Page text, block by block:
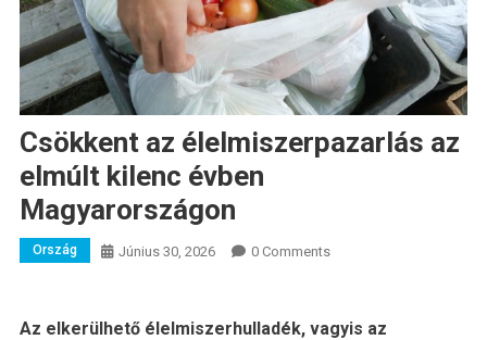
Csökkent az élelmiszerpazarlás az
elmúlt kilenc évben
Magyarországon
Ország Június 30, 2026 0 Comments
Az elkerülhető élelmiszerhulladék, vagyis az